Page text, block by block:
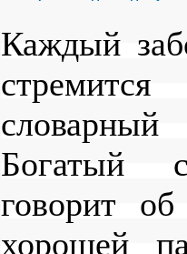
Каждый
Богатый
говорит об
хорошей